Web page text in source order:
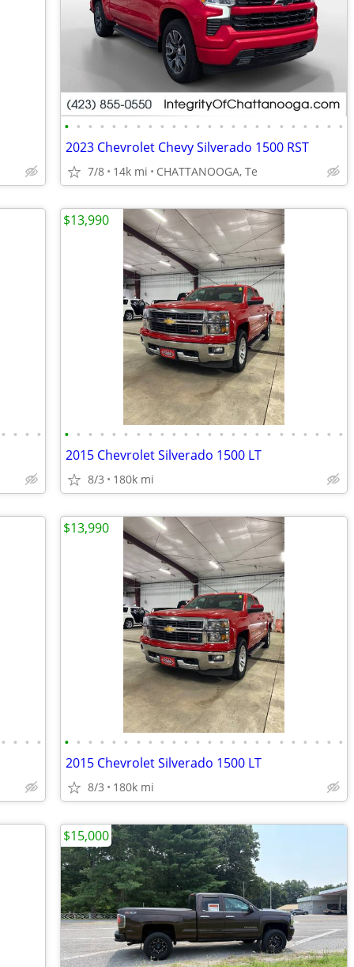
• • • • • • • • • • • • • • • • • • • • • • • •
2023 Chevrolet Chevy Silverado 1500 RST
7/8 14k mi CHATTANOOGA, Te
• • • • • • • • • • • • • • • • • • • • • • • • • • • •
2015 Chevrolet Silverado 1500 LT
8/3 180k mi
$13,990
• • • • • • • • • • • • • • • • • • • • • • • • • • • •
2015 Chevrolet Silverado 1500 LT
8/3 180k mi
$13,990
$15,000